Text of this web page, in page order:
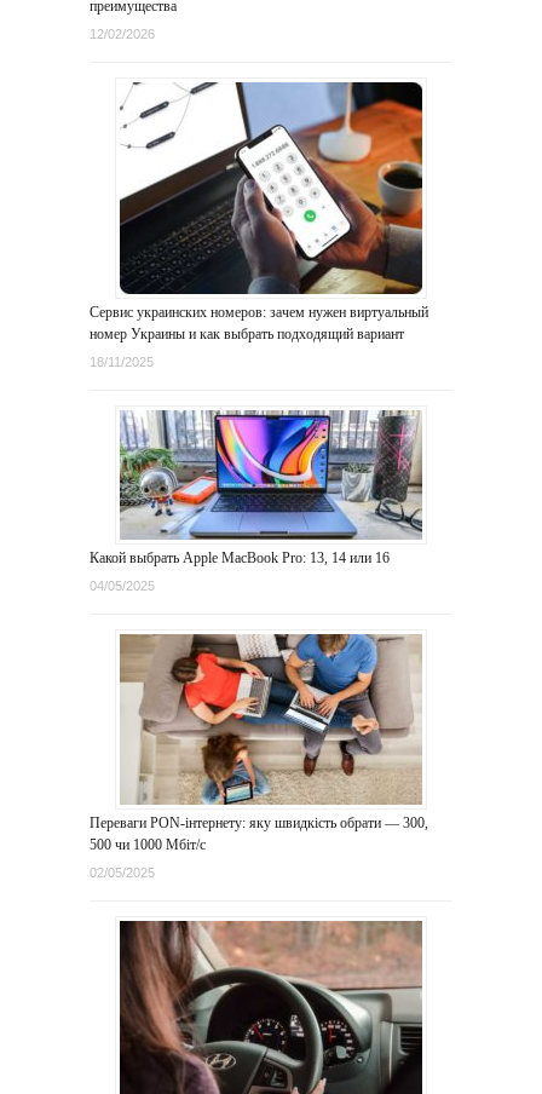
преимущества
12/02/2026
Сервис украинских номеров: зачем нужен виртуальный
номер Украины и как выбрать подходящий вариант
18/11/2025
Какой выбрать Apple MacBook Pro: 13, 14 или 16
04/05/2025
Переваги PON-інтернету: яку швидкість обрати — 300,
500 чи 1000 Мбіт/с
02/05/2025